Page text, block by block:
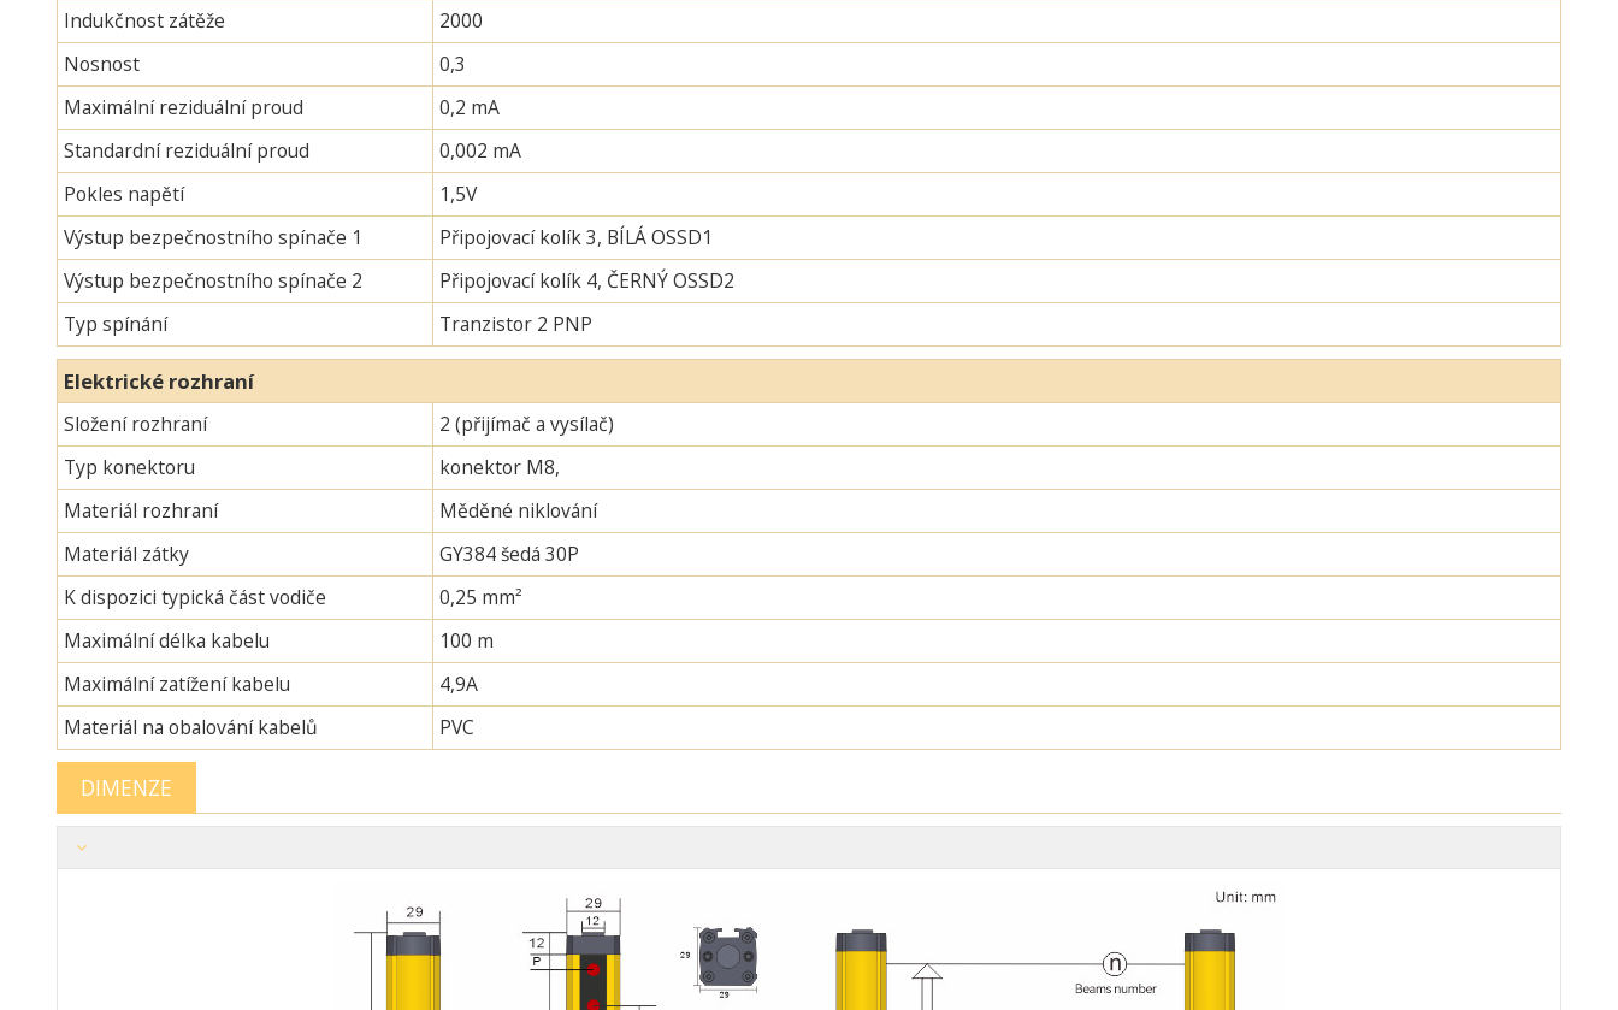
Indukčnost zátěže
2000
Nosnost
0,3
Maximální reziduální proud
0,2 mA
Standardní reziduální proud
0,002 mA
Pokles napětí
1,5V
Výstup bezpečnostního spínače 1
Připojovací kolík 3, BÍLÁ OSSD1
Výstup bezpečnostního spínače 2
Připojovací kolík 4, ČERNÝ OSSD2
Typ spínání
Tranzistor 2 PNP
Elektrické rozhraní
Složení rozhraní
2 (přijímač a vysílač)
Typ konektoru
konektor M8,
Materiál rozhraní
Měděné niklování
Materiál zátky
GY384 šedá 30P
K dispozici typická část vodiče
0,25 mm²
Maximální délka kabelu
100 m
Maximální zatížení kabelu
4,9A
Materiál na obalování kabelů
PVC
DIMENZE